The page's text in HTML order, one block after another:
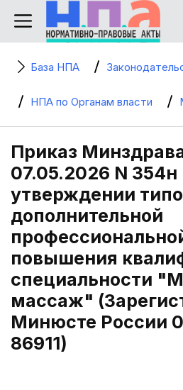
База НПА
НПА по Органам власти
Приказ
07.05.2026 N
утверждении
дополнительной
повышения
специальности
массаж"
Минюсте России
86911)